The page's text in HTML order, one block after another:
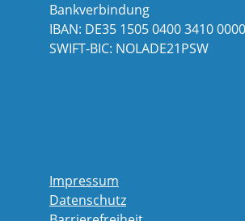
Bankverbindung
IBAN: DE35 1505 0400 3410
SWIFT-BIC: NOLADE21PSW
Impressum
Datenschutz